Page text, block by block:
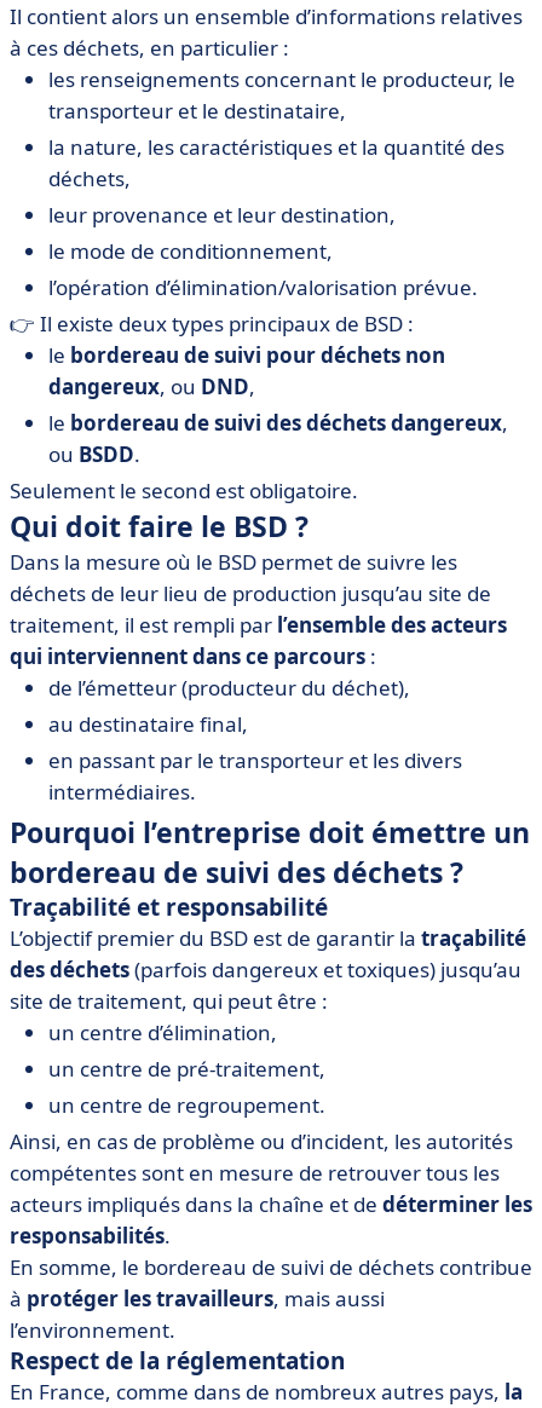
Il contient alors un ensemble d’informations relatives
à ces déchets, en particulier :
les renseignements concernant le producteur, le
transporteur et le destinataire,
la nature, les caractéristiques et la quantité des
déchets,
leur provenance et leur destination,
le mode de conditionnement,
l’opération d’élimination/valorisation prévue.
👉 Il existe deux types principaux de BSD :
le bordereau de suivi pour déchets non
dangereux, ou DND,
le bordereau de suivi des déchets dangereux,
ou BSDD.
Seulement le second est obligatoire.
Qui doit faire le BSD ?
Dans la mesure où le BSD permet de suivre les
déchets de leur lieu de production jusqu’au site de
traitement, il est rempli par l’ensemble des acteurs
qui interviennent dans ce parcours :
de l’émetteur (producteur du déchet),
au destinataire final,
en passant par le transporteur et les divers
intermédiaires.
Pourquoi l’entreprise doit émettre un
bordereau de suivi des déchets ?
Traçabilité et responsabilité
L’objectif premier du BSD est de garantir la traçabilité
des déchets(parfois dangereux et toxiques) jusqu’au
site de traitement, qui peut être :
un centre d’élimination,
un centre de pré-traitement,
un centre de regroupement.
Ainsi, en cas de problème ou d’incident, les autorités
compétentes sont en mesure de retrouver tous les
acteurs impliqués dans la chaîne et de déterminer les
responsabilités.
En somme, le bordereau de suivi de déchets contribue
à protéger les travailleurs, mais aussi
l’environnement.
Respect de la réglementation
En France, comme dans de nombreux autres pays, la